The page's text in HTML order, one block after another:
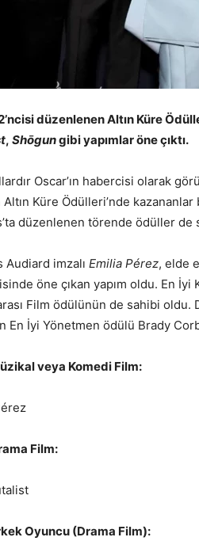
düzenlenen Altın Küre
, Shōgungibi yapımlar öne çıktı.
Oscar’ın habercisi olarak
Küre Ödülleri’nde
düzenlenen törende ödüller de
Audiard imzalı Emilia Pérez, elde
öne çıkan yapım oldu. En
Film ödülünün de sahibi
En İyi Yönetmen ödülü Brady
veya Komedi Film:
Film:
Oyuncu (Drama Film):